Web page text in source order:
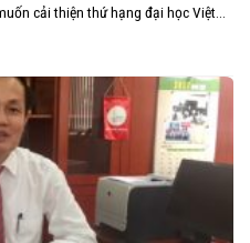
cải thiện thứ hạng đại học Việt...